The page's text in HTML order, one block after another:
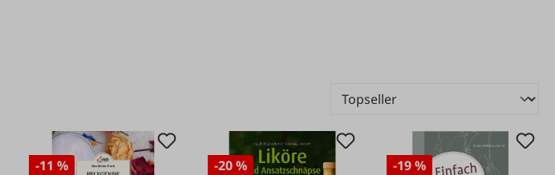
-11 % -20 % -19 %